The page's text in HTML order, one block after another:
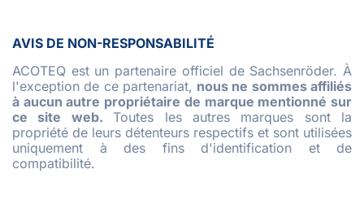
AVIS DE NON-RESPONSABILITÉ
ACOTEQ est un partenaire officiel de Sachsenröder. À
l'exception de ce partenariat, nous ne sommes affiliés
à aucun autre propriétaire de marque mentionné sur
ce site web. Toutes les autres marques sont la
propriété de leurs détenteurs respectifs et sont utilisées
uniquement à des fins d'identification et de
compatibilité.